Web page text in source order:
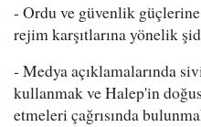
- Ordu ve güvenlik
rejim karşıtlarına yönelik
- Medya açıklamalarında
kullanmak ve Halep'in
etmeleri çağrısında